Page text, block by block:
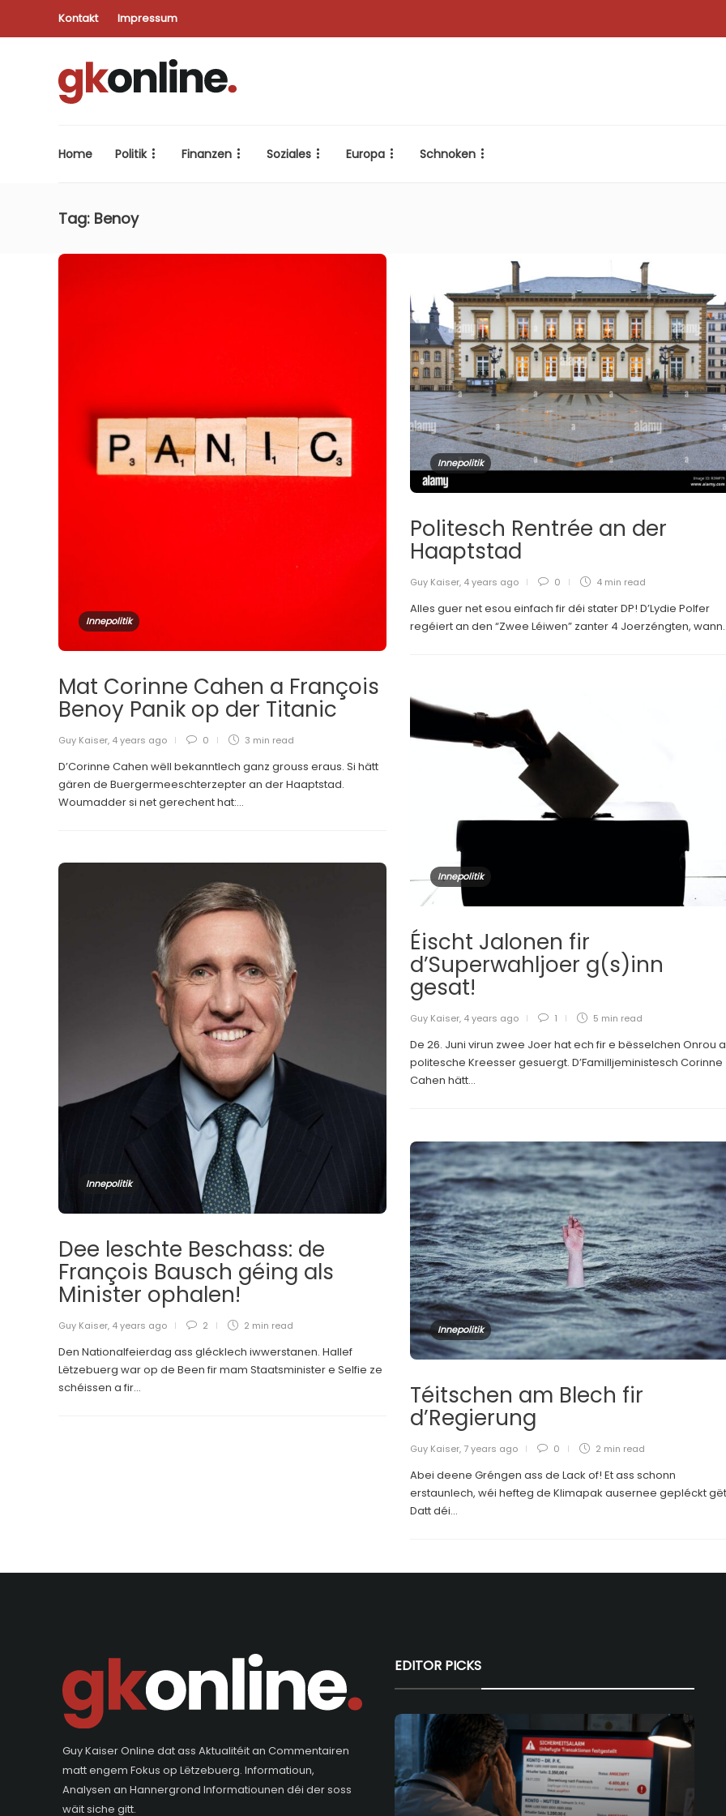
Kontakt Impressum
Home Politik Finanzen Soziales Europa Schnoken
Tag: Benoy
Innepolitik
Mat Corinne Cahen a François
Benoy Panik op der Titanic
Guy Kaiser, 4 years ago 0 3 min read
D’Corinne Cahen wëll bekanntlech ganz grouss eraus. Si hätt
gären de Buergermeeschterzepter an der Haaptstad.
Woumadder si net gerechent hat:...
Innepolitik
Politesch Rentrée an der
Haaptstad
Guy Kaiser, 4 years ago 0 4 min read
Alles guer net esou einfach fir déi stater DP! D’Lydie Polfer
regéiert an den “Zwee Léiwen” zanter 4 Joerzéngten,
Innepolitik
Éischt Jalonen fir
d’Superwahljoer g(s)inn
gesat!
Guy Kaiser, 4 years ago 1 5 min read
De 26. Juni virun zwee Joer hat ech fir e bësselchen Onrou a
politesche Kreesser gesuergt. D’Familljeministesch Corinne
Cahen hätt...
Innepolitik
Dee leschte Beschass: de
François Bausch géing als
Minister ophalen!
Guy Kaiser, 4 years ago 2 2 min read
Den Nationalfeierdag ass glécklech iwwerstanen. Hallef
Lëtzebuerg war op de Been fir mam Staatsminister e Selfie ze
schéissen a fir...
Innepolitik
Téitschen am Blech fir
d’Regierung
Guy Kaiser, 7 years ago 0 2 min read
Abei deene Gréngen ass de Lack of! Et ass schonn
erstaunlech, wéi hefteg de Klimapak ausernee gepléckt
Datt déi...
Guy Kaiser Online dat ass Aktualitéit an Commentairen
matt engem Fokus op Lëtzebuerg. Informatioun,
Analysen an Hannergrond Informatiounen déi der soss
wäit siche gitt.
EDITOR PICKS